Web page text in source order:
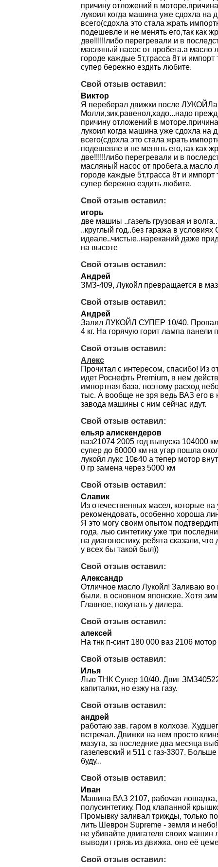
причину отложений в
лукоил когда машина уже сдохла на
всего(сдохла это стала жрать
подешевле и не менять его,так как
две!!!!!!либо перегревали и в
масляный насос от пробега.а масло
городе каждые 5т,трасса 8т и
супер бережно ездить любите.
Свой отзыв оставил:
Виктор
Я переберал движки после
Молли,зик,равенол,хадо...надо
причину отложений в
лукоил когда машина уже сдохла на
всего(сдохла это стала жрать
подешевле и не менять его,так как
две!!!!!!либо перегревали и в
масляный насос от пробега.а масло
городе каждые 5т,трасса 8т и
супер бережно ездить любите.
Свой отзыв оставил:
игорь
две машиы ..газель грузовая и
..круглый год..без гаража в
идеале..чистые..нареканий даже
на высоте
Свой отзыв оставил:
Андрей
ЗМЗ-409, Лукойл превращается в
Свой отзыв оставил:
Андрей
Залил ЛУКОЙЛ СУПЕР 10/40.
4 кг. На горячую горит лампа панели
Свой отзыв оставил:
Алекс
Прочитал с интересом, спасибо! Из
идет Роснефть Premium, в нем
импортная база, поэтому расход
тыс. А вообще не зря ведь ВАЗ его в
завода машины с ним сейчас идут.
Свой отзыв оставил:
ельяр алискендеров
ваз21074 2005 год выпуска 104000
супер до 60000 км на угар пошла
лукойл лукс 10в40 а тепер мотор
0 гр замена через 5000 км
Свой отзыв оставил:
Славик
Из отечественных масел, которые
рекомендовать, особенно хороша
Я это могу своим опытом
года, лью синтетику уже три
на диагоностику, ребята сказали,
у всех бы такой был))
Свой отзыв оставил:
Александр
Отличное масло Лукойл! Заливаю
были, в основном японские. Хотя
Главное, покупать у дилера.
Свой отзыв оставил:
алексей
На тнк п-синт 180 000 ваз 2106
Свой отзыв оставил:
Илья
Лью ТНК Супер 10/40. Двиг
капиталки, но езжу на газу.
Свой отзыв оставил:
андрей
работаю зав. гаром в колхозе.
встречал. Движки на нем просто
мазута, за последние два месяца
газелевский и 511 с газ-3307.
буду...
Свой отзыв оставил:
Иван
Машина ВАЗ 2107, рабочая лошадка,
полусинтетику. Под клапанной
Промывку заливал трижды, только
лить Шеврон Supreme - земля и
не убивайте двигателя своих машин
выводит грязь из движка, оно её
Свой отзыв оставил: